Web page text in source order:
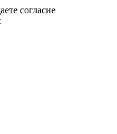
согласие